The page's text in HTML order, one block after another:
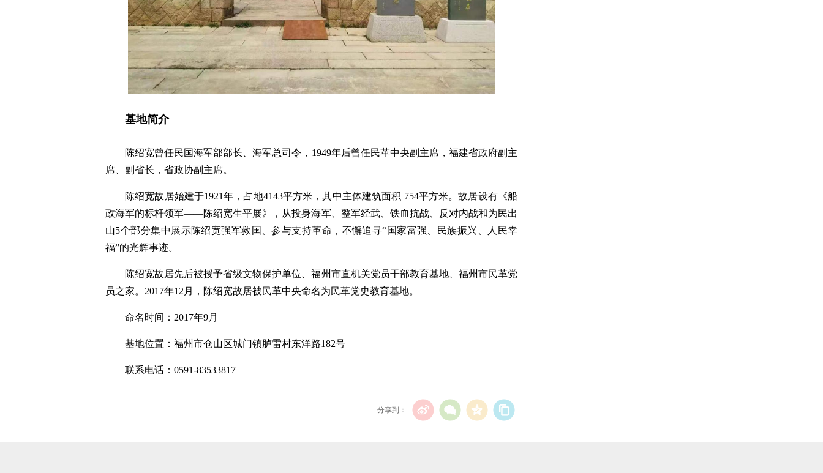
基地简介
陈绍宽曾任民国海军部部长、海军总司令，1949年后曾任民革中央副主席，福建省政府副主
席、副省长，省政协副主席。
陈绍宽故居始建于1921年，占地4143平方米，其中主体建筑面积 754平方米。故居设有《船
政海军的标杆领军——陈绍宽生平展》，从投身海军、整军经武、铁血抗战、反对内战和为民出
山5个部分集中展示陈绍宽强军救国、参与支持革命，不懈追寻“国家富强、民族振兴、人民幸
福”的光辉事迹。
陈绍宽故居先后被授予省级文物保护单位、福州市直机关党员干部教育基地、福州市民革党
员之家。2017年12月，陈绍宽故居被民革中央命名为民革党史教育基地。
命名时间：2017年9月
基地位置：福州市仓山区城门镇胪雷村东洋路182号
联系电话：0591-83533817
分享到：